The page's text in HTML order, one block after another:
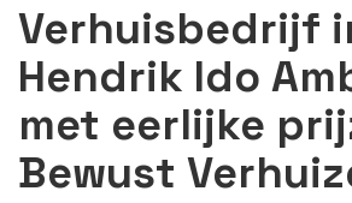
Verhuisbedrijf
Hendrik Ido
met eerlijke
Bewust